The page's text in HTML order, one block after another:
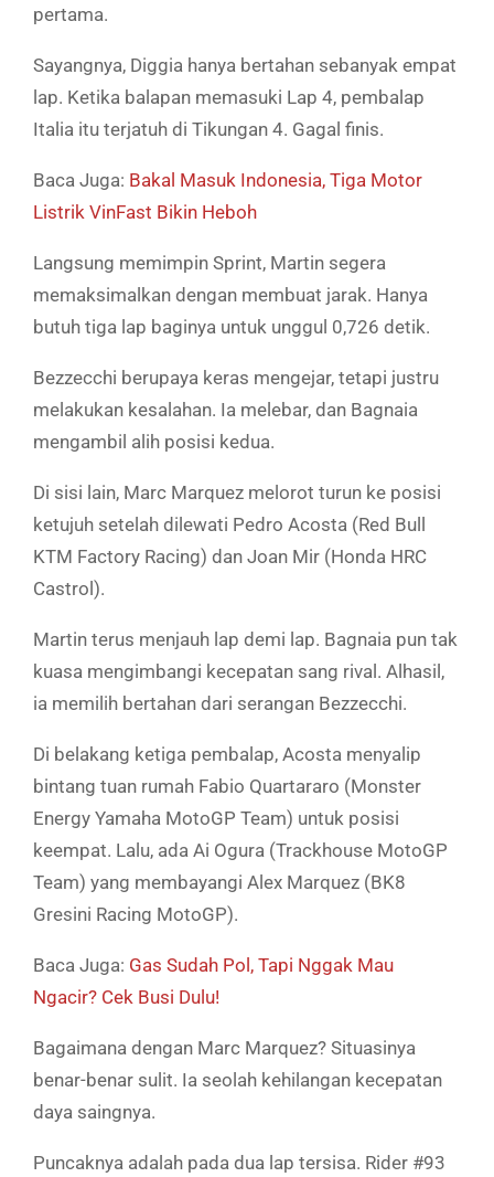
pertama.
Sayangnya, Diggia hanya bertahan sebanyak empat
lap. Ketika balapan memasuki Lap 4, pembalap
Italia itu terjatuh di Tikungan 4. Gagal finis.
Baca Juga: Bakal Masuk Indonesia, Tiga Motor
Listrik VinFast Bikin Heboh
Langsung memimpin Sprint, Martin segera
memaksimalkan dengan membuat jarak. Hanya
butuh tiga lap baginya untuk unggul 0,726 detik.
Bezzecchi berupaya keras mengejar, tetapi justru
melakukan kesalahan. Ia melebar, dan Bagnaia
mengambil alih posisi kedua.
Di sisi lain, Marc Marquez melorot turun ke posisi
ketujuh setelah dilewati Pedro Acosta (Red Bull
KTM Factory Racing) dan Joan Mir (Honda HRC
Castrol).
Martin terus menjauh lap demi lap. Bagnaia pun tak
kuasa mengimbangi kecepatan sang rival. Alhasil,
ia memilih bertahan dari serangan Bezzecchi.
Di belakang ketiga pembalap, Acosta menyalip
bintang tuan rumah Fabio Quartararo (Monster
Energy Yamaha MotoGP Team) untuk posisi
keempat. Lalu, ada Ai Ogura (Trackhouse MotoGP
Team) yang membayangi Alex Marquez (BK8
Gresini Racing MotoGP).
Baca Juga: Gas Sudah Pol, Tapi Nggak Mau
Ngacir? Cek Busi Dulu!
Bagaimana dengan Marc Marquez? Situasinya
benar-benar sulit. Ia seolah kehilangan kecepatan
daya saingnya.
Puncaknya adalah pada dua lap tersisa. Rider #93